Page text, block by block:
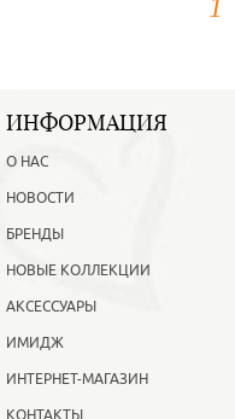
1
ИНФОРМАЦИЯ
О НАС
НОВОСТИ
БРЕНДЫ
НОВЫЕ КОЛЛЕКЦИИ
АКСЕССУАРЫ
ИМИДЖ
ИНТЕРНЕТ-МАГАЗИН